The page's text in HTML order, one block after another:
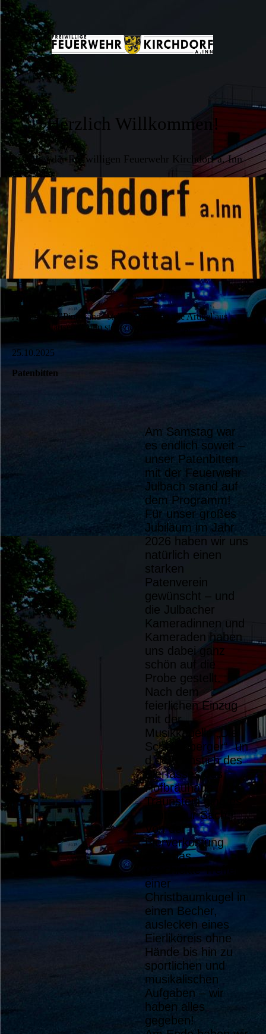
Herzlich Willkommen!
... bei der Freiwilligen Feuerwehr Kirchdorf a. Inn
Pinnwand
Auf unserer "Pinnwand" stellen wir ihnen alte Artikel aus
unserer "Startseite" zum stöbern zur Verfügung.
25.10.2025
Patenbitten
Patenbitten (1)
Am Samstag war
es endlich soweit –
unser Patenbitten
mit der Feuerwehr
Julbach stand auf
dem Programm!
Für unser großes
Jubiläum im Jahr
2026 haben wir uns
natürlich einen
starken
Patenverein
gewünscht – und
die Julbacher
Kameradinnen und
Kameraden haben
uns dabei ganz
schön auf die
Probe gestellt.
Nach dem
feierlichen Einzug
mit der
Musikkapelle „Die
Schellenberger“ un
d dem Anstich des
Bierfasses des
Hofbräuhaus
Traunstein ging es
richtig zur Sache:
Von der
Bierverkostung
über das
geschickte Treffen
einer
Christbaumkugel in
einen Becher,
auslecken eines
Eierliköreis ohne
Hände bis hin zu
sportlichen und
musikalischen
Aufgaben – wir
haben alles
gegeben!